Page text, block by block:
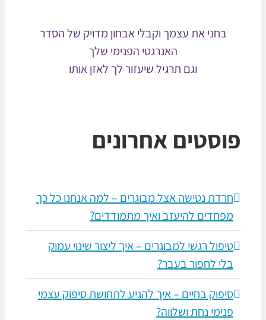
בחני את עצמך וקבלי אבחון מדויק של הסדר
האנרגטי הפנימי שלך
וגם תרגיל שיעזור לך לאזן אותו
אחרונים
חרדת נטישה אצל מבוגרים – למה אנחנו כל כך
מפחדים להיעזב ואיך מתמודדים?
טיפול רגשי למבוגרים – איך ליצור שינוי עמוק
בלי לחפור בעבר?
סיפוק בחיים – איך להגיע לתחושת סיפוק עצמי
פנימי נחת ושלווה?